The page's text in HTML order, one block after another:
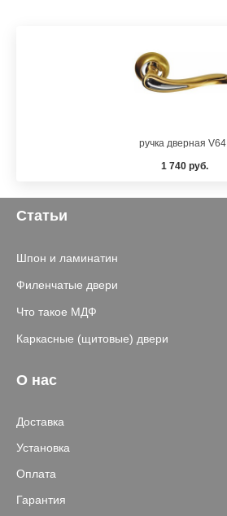
ручка дверная V64
1 740 руб.
Статьи
Шпон и ламинатин
Филенчатые двери
Что такое МДФ
Каркасные (щитовые) двери
О нас
Доставка
Установка
Оплата
Гарантия